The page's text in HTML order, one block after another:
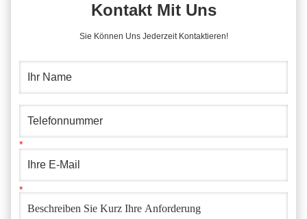
Kontakt Mit Uns
Sie Können Uns Jederzeit Kontaktieren!